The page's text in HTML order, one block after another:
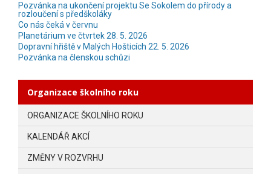
Pozvánka na ukončení projektu Se Sokolem do přírody a
rozloučení s předškoláky
Co nás čeká v červnu
Planetárium ve čtvrtek 28. 5. 2026
Dopravní hřiště v Malých Hošticích 22. 5. 2026
Pozvánka na členskou schůzi
Organizace školního roku
ORGANIZACE ŠKOLNÍHO ROKU
KALENDÁŘ AKCÍ
ZMĚNY V ROZVRHU